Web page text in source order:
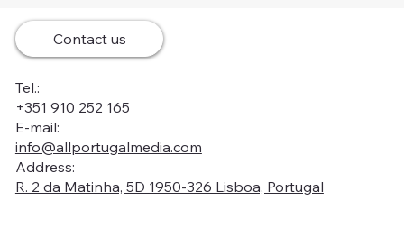
Contact us
Tel.:
+351 910 252 165
E-mail:
info@allportugalmedia.com
Address:
R. 2 da Matinha, 5D 1950-326 Lisboa, Portugal